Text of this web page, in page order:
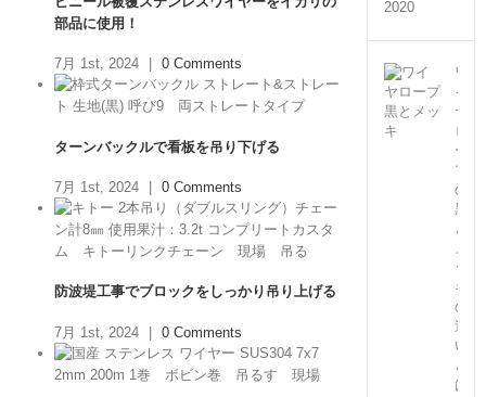
部品に使用！
7月 1st, 2024 0 Comments
ターンバックルで看板を吊り下げる
7月 1st, 2024 0 Comments
防波堤工事でブロックをしっかり吊り上げる
7月 1st, 2024 | 0 Comments
2020
ワ
イ
ヤ
ロ
ー
プ
の
黒
と
ッ
キ
の
違
い
と
は？